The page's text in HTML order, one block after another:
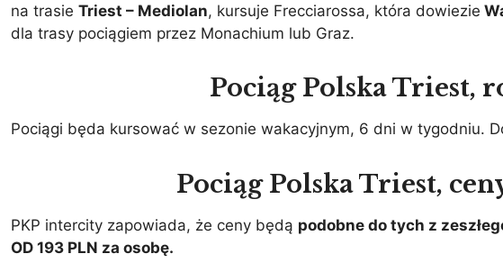
na trasie Triest – Mediolan, kursuje Frecciarossa, która dowiezie
dla trasy pociągiem przez Monachium lub Graz.
Pociąg Polska Triest,
Pociągi będa kursować w sezonie wakacyjnym, 6 dni w tygodniu.
Pociąg Polska Triest,
PKP intercity zapowiada, że ceny będą podobne do tych z
OD 193 PLN za osobę.